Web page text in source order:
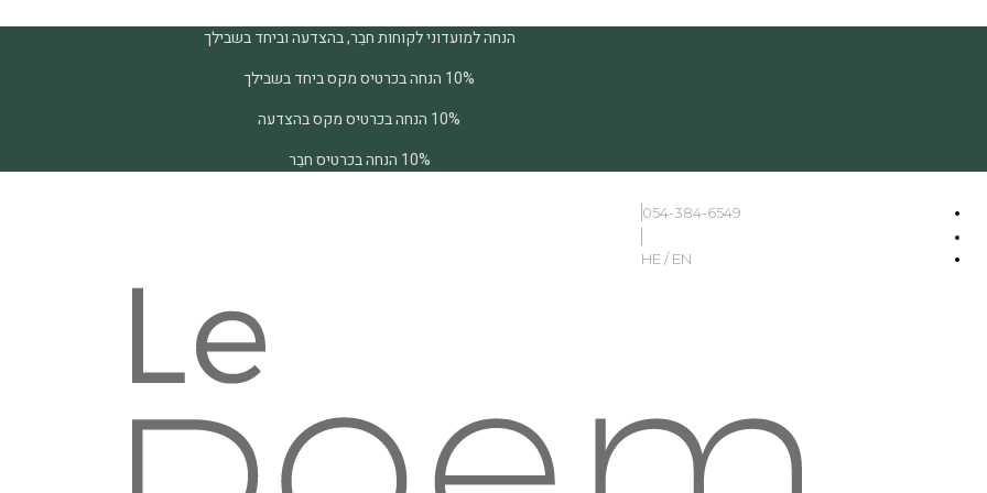
הנחה למועדוני לקוחות חבֵר, בהצדעה וביחד בשבילך
10% הנחה בכרטיס מקס ביחד בשבילך
10% הנחה בכרטיס מקס בהצדעה
10% הנחה בכרטיס חבֵר
054-384-6549
HE / EN